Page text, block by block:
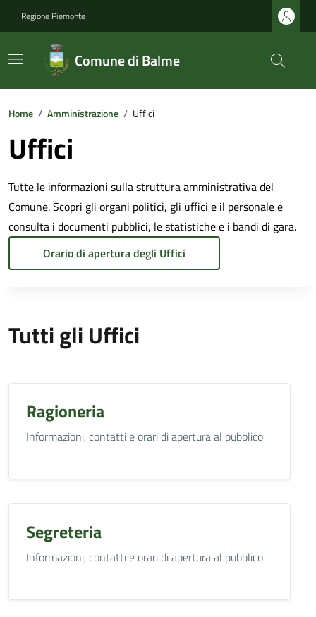
Regione Piemonte
Comune di Balme
Home / Amministrazione / Uffici
Uffici
Tutte le informazioni sulla struttura amministrativa del
Comune. Scopri gli organi politici, gli uffici e il personale e
consulta i documenti pubblici, le statistiche e i bandi di gara.
Orario di apertura degli Uffici
Tutti gli Uffici
Ragioneria
Informazioni, contatti e orari di apertura al pubblico
Segreteria
Informazioni, contatti e orari di apertura al pubblico